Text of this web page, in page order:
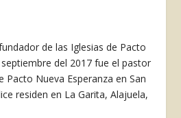
de las Iglesias de Pacto
del 2017 fue el pastor
Pacto Nueva Esperanza en San
residen en La Garita, Alajuela,